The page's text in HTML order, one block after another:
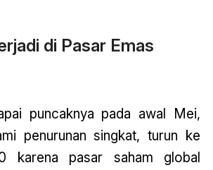
di Pasar Emas
puncaknya pada awal Mei,
penurunan singkat, turun ke
karena pasar saham global